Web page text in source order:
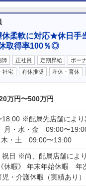
休柔軟に対応★休日手
取得率100％◎
師 正社員 定期昇給
ボー
社宅
有休推奨 産休・育休
万円〜500万円
18:00 ※配属先店舗により
月・水・金 09:00〜
木・土 09:00〜13:00
祝日 ※尚、配属店舗によ
休暇》 年末年始休暇
・介護休暇（実績あり）